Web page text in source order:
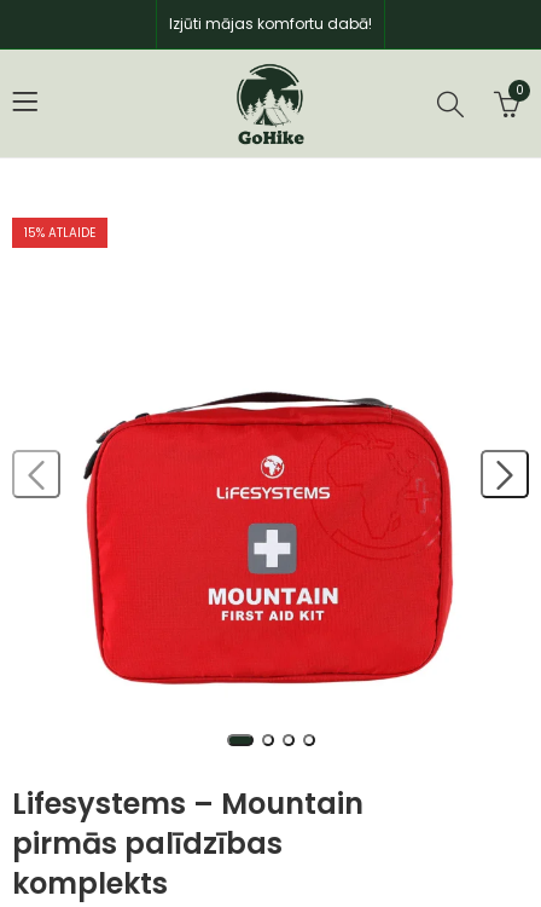
Izjūti mājas komfortu dabā!
0
15% ATLAIDE
Lifesystems – Mountain
pirmās palīdzības
komplekts